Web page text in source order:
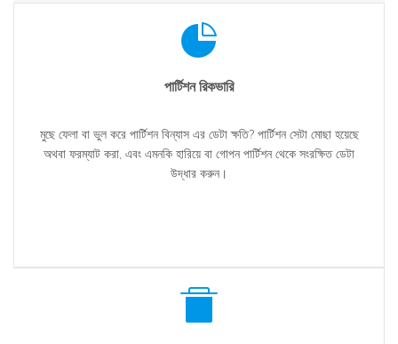
পার্টিশন রিকভারি
মুছে ফেলা বা ভুল করে পার্টিশন বিন্যাস এর ডেটা ক্ষতি? পার্টিশন সেটা মোছা হয়েছে
অথবা ফরম্যাট করা, এবং এমনকি হারিয়ে বা গোপন পার্টিশন থেকে সংরক্ষিত ডেটা
উদ্ধার করুন।